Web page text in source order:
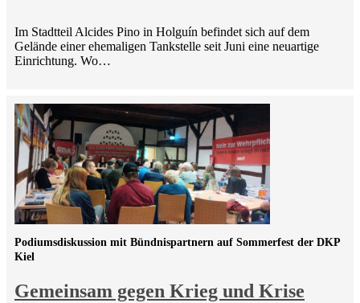
Im Stadtteil Alcides Pino in Holguín befindet sich auf dem
Gelände einer ehemaligen Tankstelle seit Juni eine neuartige
Einrichtung. Wo…
Gemeinsam gegen Krieg und Krise
Podiumsdiskussion mit Bündnispartnern auf Sommerfest der DKP
Kiel